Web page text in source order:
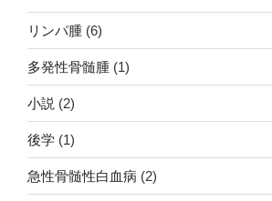
リンパ腫 (6)
多発性骨髄腫 (1)
小説 (2)
後学 (1)
急性骨髄性白血病 (2)